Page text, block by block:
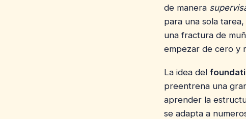
de manera
para una sola
una fractura de
empezar de cero y
La idea del
preentrena una
aprender la
se adapta a